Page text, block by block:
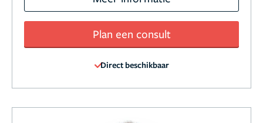
Plan een consult
Direct beschikbaar